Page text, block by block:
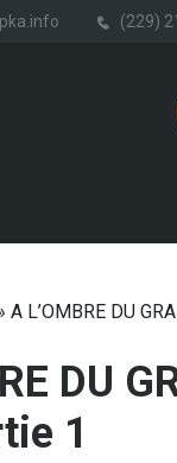
(229)
A L’OMBRE DU
1